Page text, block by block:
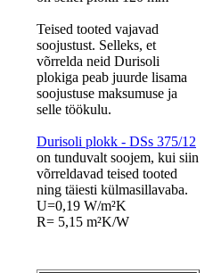
Teised tooted vajavad
soojustust. Selleks, et
võrrelda neid Durisoli
plokiga peab juurde lisama
soojustuse maksumuse ja
selle töökulu.
Durisoli plokk - DSs 375/12
on tunduvalt soojem, kui siin
võrreldavad teised tooted
ning täiesti külmasillavaba.
U=0,19 W/m²K
R= 5,15 m²K/W